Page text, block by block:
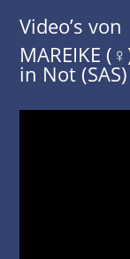
Video’s von
MAREIKE
in Not (SAS)